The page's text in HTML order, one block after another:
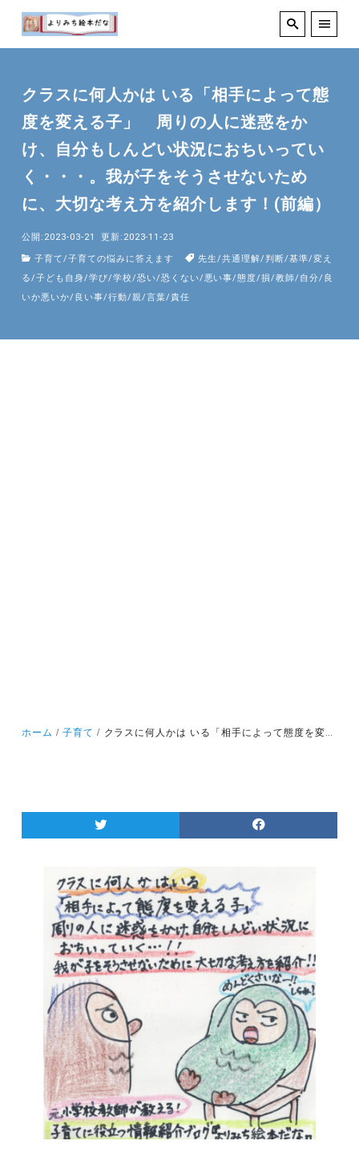
クラスに何人かは いる「相手によって態
度を変える子」 周りの人に迷惑をか
け、自分もしんどい状況におちいってい
く・・・。我が子をそうさせないため
に、大切な考え方を紹介します！(前編）
公開:2023-03-21 更新:2023-11-23
子育て/子育ての悩みに答えます 先生/共通理解/ 判断/基準/変え
る/子ども自身/学び/学校/恐い/恐くない/悪い事/態度/損/教師/ 自分/ 良
いか悪いか/ 良い事/行動/親/言葉/責任
ホーム 子育て クラスに何人かは いる「相手によって態度を変える子」 周りの人に迷惑をかけ、自分もしんどい状況におちいっていく・・・。我が子をそうさせないために、大切な考え方を紹介します！(前編）